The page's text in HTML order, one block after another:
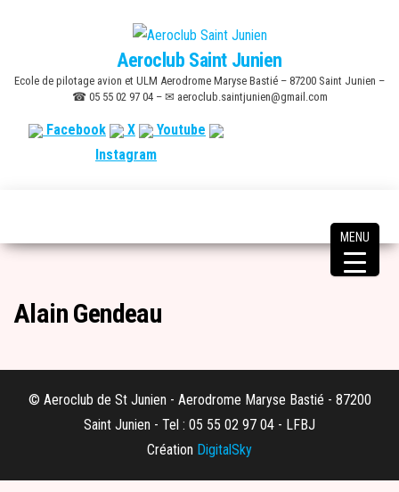
content
Aeroclub Saint Junien
Ecole de pilotage avion et ULM Aerodrome Maryse Bastié – 87200 Saint Junien –
☎ 05 55 02 97 04 – ✉ aeroclub.saintjunien@gmail.com
Facebook X
Youtube
Instagram
Alain Gendeau
© Aeroclub de St Junien - Aerodrome Maryse Bastié - 87200
Saint Junien - Tel : 05 55 02 97 04 - LFBJ
Création DigitalSky
MENU